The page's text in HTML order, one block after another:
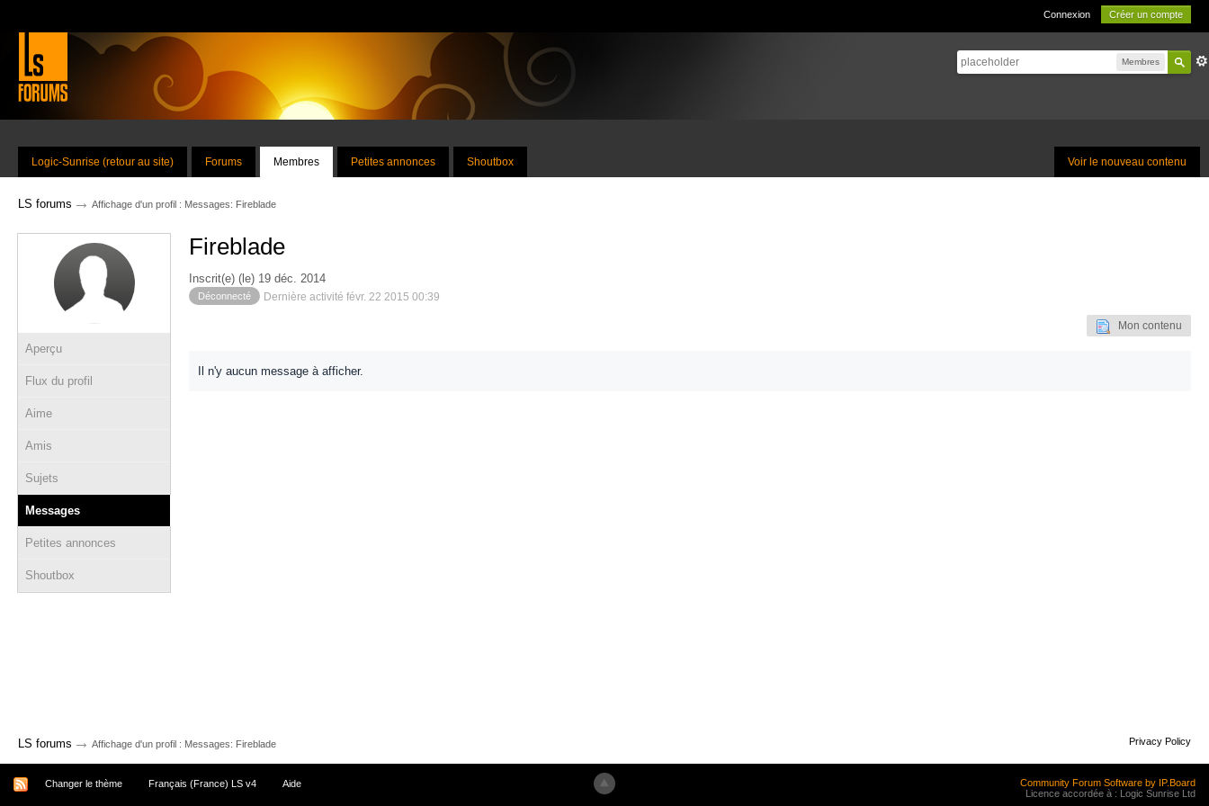
Connexion Créer un compte
Membres
Voir le nouveau contenu
Logic-Sunrise (retour au site) Forums Membres Petites annonces Shoutbox
LS forums → Affichage d'un profil : Messages: Fireblade
Aperçu
Flux du profil
Aime
Amis
Sujets
Messages
Petites annonces
Shoutbox
Fireblade
Inscrit(e) (le) 19 déc. 2014
Déconnecté Dernière activité févr. 22 2015 00:39
Mon contenu
Il n'y aucun message à afficher.
LS forums → Affichage d'un profil : Messages: Fireblade Privacy Policy
Changer le thème Français (France) LS v4 Aide
Community Forum Software by IP.Board
Licence accordée à : Logic Sunrise Ltd